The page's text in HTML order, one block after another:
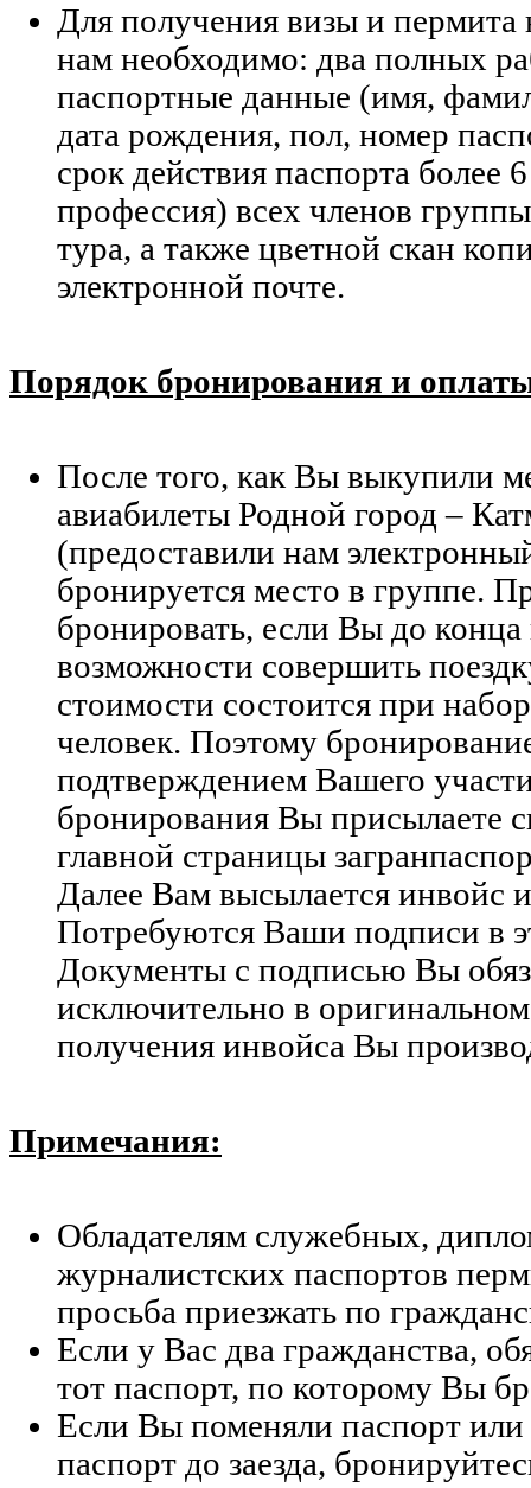
Для получения визы и
нам необходимо: два полных
паспортные данные (имя,
дата рождения, пол, номер
срок действия паспорта более
профессия) всех членов
тура, а также цветной скан
электронной почте.
Порядок бронирования и
После того, как Вы выкупили
авиабилеты Родной город –
(предоставили нам
бронируется место в группе.
бронировать, если Вы до
возможности совершить
стоимости состоится при
человек. Поэтому
подтверждением Вашего
бронирования Вы присылаете
главной страницы
Далее Вам высылается инвойс
Потребуются Ваши подписи в
Документы с подписью Вы
исключительно в
получения инвойса Вы
Примечания:
Обладателям служебных,
журналистских паспортов
просьба приезжать по
Если у Вас два гражданства,
тот паспорт, по которому Вы
Если Вы поменяли паспорт или
паспорт до заезда,